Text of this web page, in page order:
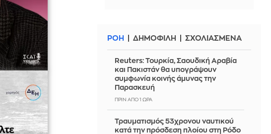
ΡΟΗ ΔΗΜΟΦΙΛΗ ΣΧΟΛΙΑΣΜΕΝΑ
Reuters: Τουρκία, Σαουδική Αραβία
και Πακιστάν θα υπογράψουν
συμφωνία κοινής άμυνας την
Παρασκευή
ΠΡΙΝ ΑΠΌ 1 ΏΡΑ
Τραυματισμός 53χρονου ναυτικού
κατά την πρόσδεση πλοίου στη Ρόδο